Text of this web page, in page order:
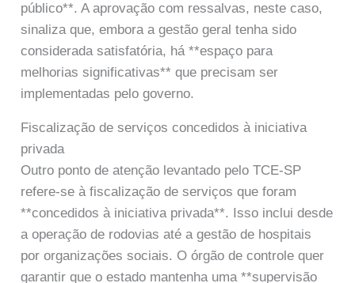
público**. A aprovação com ressalvas, neste caso,
sinaliza que, embora a gestão geral tenha sido
considerada satisfatória, há **espaço para
melhorias significativas** que precisam ser
implementadas pelo governo.
Fiscalização de serviços concedidos à iniciativa
privada
Outro ponto de atenção levantado pelo TCE-SP
refere-se à fiscalização de serviços que foram
**concedidos à iniciativa privada**. Isso inclui desde
a operação de rodovias até a gestão de hospitais
por organizações sociais. O órgão de controle quer
garantir que o estado mantenha uma **supervisão